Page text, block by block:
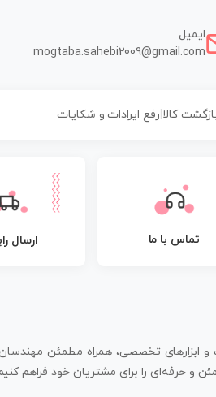
ایمیل
mogtaba.sahebi2009@gmail.com
کالا رفع ایرادات و شکایات
تماس با ما ارسال
ابزارهای تخصصی، همراه مطمئن
حرفه‌ای را برای مشتریان خود فراهم